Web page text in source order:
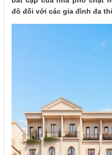
đô đối với các gia đình đa